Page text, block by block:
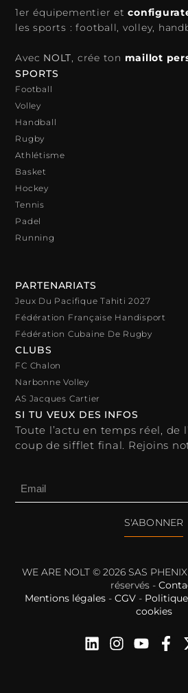
1er équipementier et
les sports : football, volley,
Avec NOLT, crée ton maillot
SPORTS
Football
Volley
Handball
Rugby
Athlétisme
Basket
Hockey
Tennis
Padel
Running
PARTENARIATS
Jeux Du Pacifique Tahiti 2027
Fédération Française Handisport
Fédération Cubaine De Rugby
CLUBS
FC Chalon
Narbonne Volley
AS Jacques Cartier
SI TU VEUX DES INFOS
Toute l’actu en temps réel, de
coup de sifflet final. Rejoins
S'ABONNER
WE ARE NOLT © 2026 SAS
réservés -
Mentions légales- CGV-
cookies